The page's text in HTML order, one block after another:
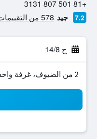
+81 501 807 3131
7.2 جيد 578 من التقييمات تم التحقق منها
ج 14/8
2 من الضيوف، غرفة واحدة